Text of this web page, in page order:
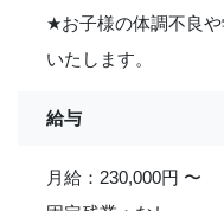
★お子様の体調不良
いたします。
給与
月給：230,000円 〜